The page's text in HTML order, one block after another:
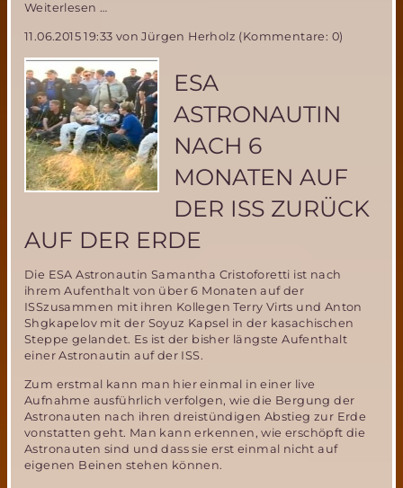
Weiterlesen …
des
Ballon-
Aufblassystems
im
Rahmen
der
Vorbereitung
der
MIRIAM-
2
Weltraummission
MSD
11.06.2015 19:33 von Jürgen Herholz (Kommentare: 0)
ESA
ASTRONAUTIN
NACH 6
MONATEN AUF
DER ISS ZURÜCK
AUF DER ERDE
Die ESA Astronautin Samantha Cristoforetti ist nach
ihrem Aufenthalt von über 6 Monaten auf der
ISSzusammen mit ihren Kollegen Terry Virts und Anton
Shgkapelov mit der Soyuz Kapsel in der kasachischen
Steppe gelandet. Es ist der bisher längste Aufenthalt
einer Astronautin auf der ISS.
Zum erstmal kann man hier einmal in einer live
Aufnahme ausführlich verfolgen, wie die Bergung der
Astronauten nach ihren dreistündigen Abstieg zur Erde
vonstatten geht. Man kann erkennen, wie erschöpft die
Astronauten sind und dass sie erst einmal nicht auf
eigenen Beinen stehen können.